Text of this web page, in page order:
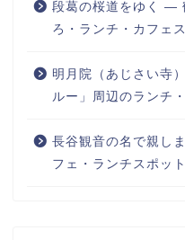
段葛の桜道をゆく ―
ろ・ランチ・カフェ
明月院（あじさい寺
ルー」周辺のランチ
長谷観音の名で親し
フェ・ランチスポッ